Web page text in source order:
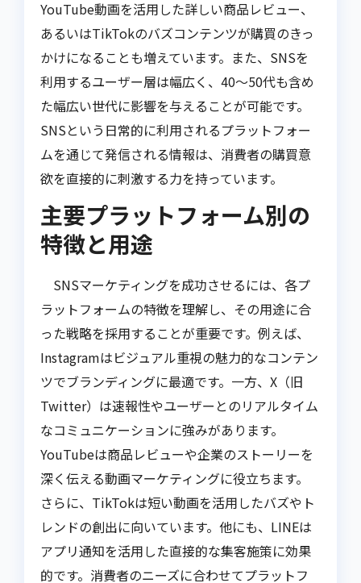
YouTube動画を活用した詳しい商品レビュー、
あるいはTikTokのバズコンテンツが購買のきっ
かけになることも増えています。また、SNSを
利用するユーザー層は幅広く、40〜50代も含め
た幅広い世代に影響を与えることが可能です。
SNSという日常的に利用されるプラットフォー
ムを通じて発信される情報は、消費者の購買意
欲を直接的に刺激する力を持っています。
主要プラットフォーム別の
特徴と用途
SNSマーケティングを成功させるには、各プ
ラットフォームの特徴を理解し、その用途に合
った戦略を採用することが重要です。例えば、
Instagramはビジュアル重視の魅力的なコンテン
ツでブランディングに最適です。一方、X（旧
Twitter）は速報性やユーザーとのリアルタイム
なコミュニケーションに強みがあります。
YouTubeは商品レビューや企業のストーリーを
深く伝える動画マーケティングに役立ちます。
さらに、TikTokは短い動画を活用したバズやト
レンドの創出に向いています。他にも、LINEは
アプリ通知を活用した直接的な集客施策に効果
的です。消費者のニーズに合わせてプラットフ